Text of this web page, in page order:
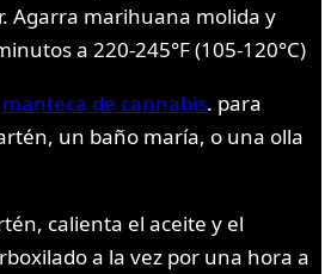
Agarra marihuana molida y
a 220-245°F (105-120°C)
manteca de cannabis. para
un baño maría, o una olla
calienta el aceite y el
a la vez por una hora a